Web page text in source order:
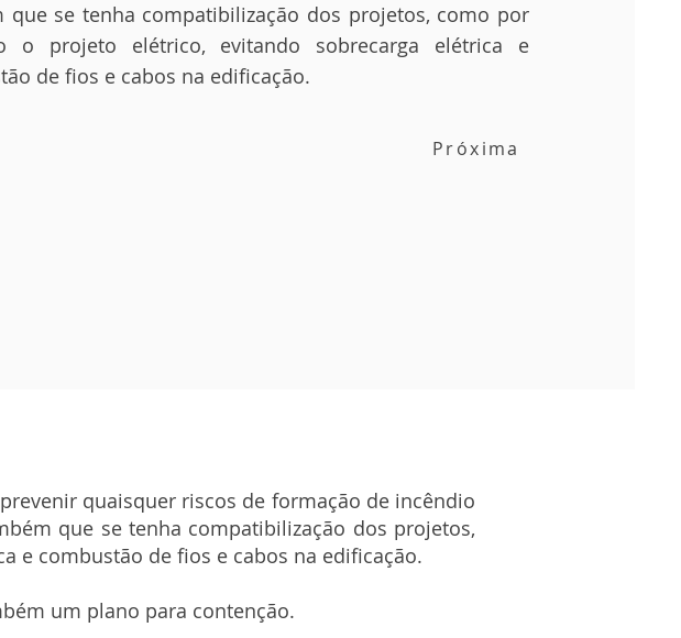
que se tenha compatibilização dos projetos, como por
o projeto elétrico, evitando sobrecarga elétrica e
de fios e cabos na edificação.
Próxima
quaisquer riscos de formação de incêndio
que se tenha compatibilização dos projetos,
e combustão de fios e cabos na edificação.
um plano para contenção.